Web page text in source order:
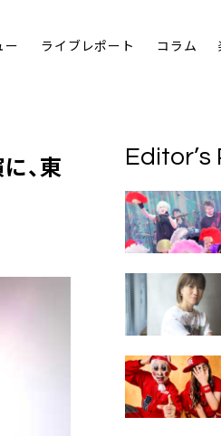
ー ライブレポート コラム
、東
Editor’s